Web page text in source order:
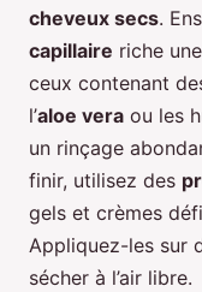
cheveux secs.
capillaire riche
ceux contenant
l’aloe vera ou les
un rinçage
finir, utilisez des
gels et crèmes
Appliquez-les sur
sécher à l’air libre.